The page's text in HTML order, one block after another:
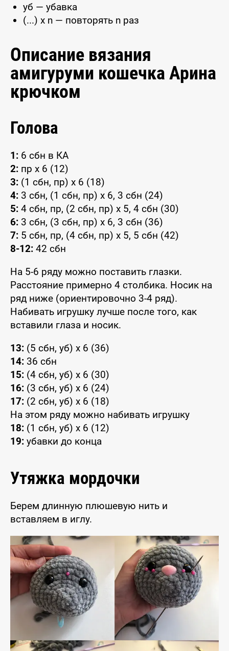
уб — убавка
(...) x n — повторять n раз
Описание вязания
амигуруми кошечка Арина
крючком
Голова
1: 6 сбн в КА
2: пр x 6 (12)
3: (1 сбн, пр) x 6 (18)
4: 3 сбн, (1 сбн, пр) x 6, 3 сбн (24)
5: 4 сбн, пр, (2 сбн, пр) x 5, 4 сбн (30)
6: 3 сбн, (3 сбн, пр) x 6, 3 сбн (36)
7: 5 сбн, пр, (4 сбн, пр) x 5, 5 сбн (42)
8-12: 42 сбн
На 5-6 ряду можно поставить глазки.
Расстояние примерно 4 столбика. Носик на
ряд ниже (ориентировочно 3-4 ряд).
Набивать игрушку лучше после того, как
вставили глаза и носик.
13: (5 сбн, уб) x 6 (36)
14: 36 сбн
15: (4 сбн, уб) x 6 (30)
16: (3 сбн, уб) x 6 (24)
17: (2 сбн, уб) x 6 (18)
На этом ряду можно набивать игрушку
18: (1 сбн, уб) x 6 (12)
19: убавки до конца
Утяжка мордочки
Берем длинную плюшевую нить и
вставляем в иглу.